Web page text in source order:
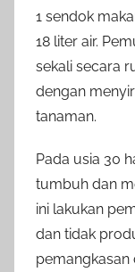
1 sendok
18 liter air.
sekali secara
dengan
tanaman.
Pada usia 30
tumbuh dan
ini lakukan
dan tidak
pemangkasan